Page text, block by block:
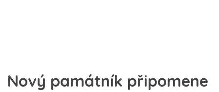
Nový památník připomene